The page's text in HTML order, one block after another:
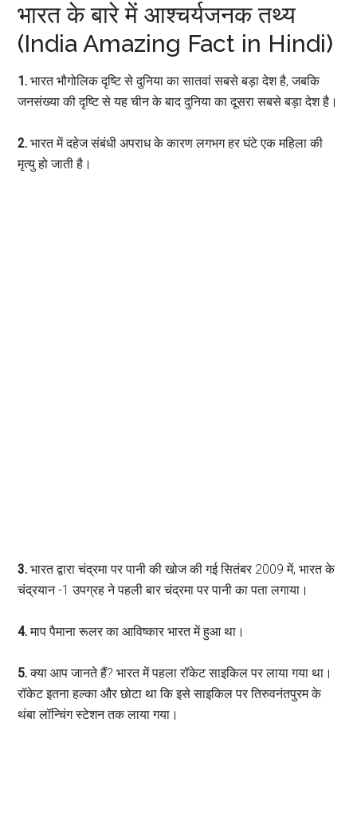
भारत के बारे में आश्चर्यजनक तथ्य
(India Amazing Fact in Hindi)
1.भारत भौगोलिक दृष्टि से दुनिया का सातवां सबसे बड़ा देश है, जबकि
जनसंख्या की दृष्टि से यह चीन के बाद दुनिया का दूसरा सबसे बड़ा देश है।
2. भारत में दहेज संबंधी अपराध के कारण लगभग हर घंटे एक महिला की
मृत्यु हो जाती है।
3.भारत द्वारा चंद्रमा पर पानी की खोज की गई सितंबर 2009 में, भारत के
चंद्रयान -1 उपग्रह ने पहली बार चंद्रमा पर पानी का पता लगाया।
4.माप पैमाना रूलर का आविष्कार भारत में हुआ था।
5.क्या आप जानते हैं? भारत में पहला रॉकेट साइकिल पर लाया गया था।
रॉकेट इतना हल्का और छोटा था कि इसे साइकिल पर तिरुवनंतपुरम के
थंबा लॉन्चिंग स्टेशन तक लाया गया।